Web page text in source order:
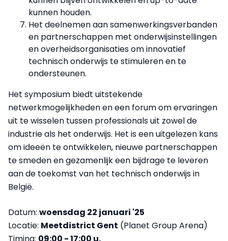
kunnen houden.
Het deelnemen aan samenwerkingsverbanden
en partnerschappen met onderwijsinstellingen
en overheidsorganisaties om innovatief
technisch onderwijs te stimuleren en te
ondersteunen.
Het symposium biedt uitstekende
netwerkmogelijkheden en een forum om ervaringen
uit te wisselen tussen professionals uit zowel de
industrie als het onderwijs. Het is een uitgelezen kans
om ideeën te ontwikkelen, nieuwe partnerschappen
te smeden en gezamenlijk een bijdrage te leveren
aan de toekomst van het technisch onderwijs in
België.
Datum: woensdag 22 januari '25
Locatie: Meetdistrict Gent (Planet Group Arena)
Timing: 09:00 - 17:00 u.